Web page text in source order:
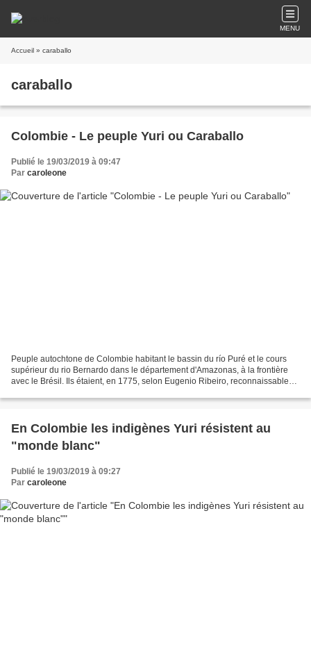
MENU
Accueil » caraballo
caraballo
Colombie - Le peuple Yuri ou Caraballo
Publié le 19/03/2019 à 09:47
Par caroleone
Peuple autochtone de Colombie habitant le bassin du río Puré et le cours
supérieur du rio Bernardo dans le département d'Amazonas, à la frontière
avec le Brésil. Ils étaient, en 1775, selon Eugenio Ribeiro, reconnaissables
En Colombie les indigènes Yuri résistent au
"monde blanc"
Publié le 19/03/2019 à 09:27
Par caroleone